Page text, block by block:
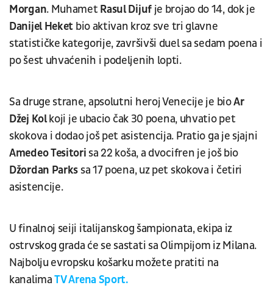
Morgan. Muhamet RasulDijuf je brojao do 14, dok je
Danijel Heket bio aktivan kroz sve tri glavne
statističke kategorije, završivši duel sa sedam poena i
po šest uhvaćenih i podeljenih lopti.
Sa druge strane, apsolutni heroj Venecije je bioAr
Džej Kolkoji je ubacio čak 30 poena, uhvatio pet
skokova i dodao još pet asistencija. Pratio ga je sjajni
Amedeo Tesitori sa 22 koša, a dvocifren je još bio
Džordan Parks sa 17 poena, uz pet skokova i četiri
asistencije.
U finalnoj seiji italijanskog šampionata, ekipa iz
ostrvskog grada će se sastati sa Olimpijom iz Milana.
Najbolju evropsku košarku možete pratiti na
kanalimaTV Arena Sport.